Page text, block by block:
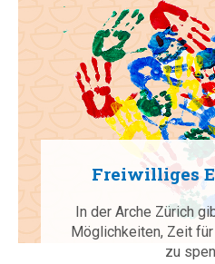
Freiwilliges
In der Arche Zürich
Möglichkeiten, Zeit
zu